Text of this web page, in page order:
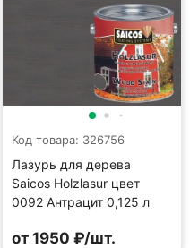
Код товара: 326756
Лазурь для дерева
Saicos Holzlasur цвет
0092 Антрацит 0,125 л
от 1950 ₽/шт.